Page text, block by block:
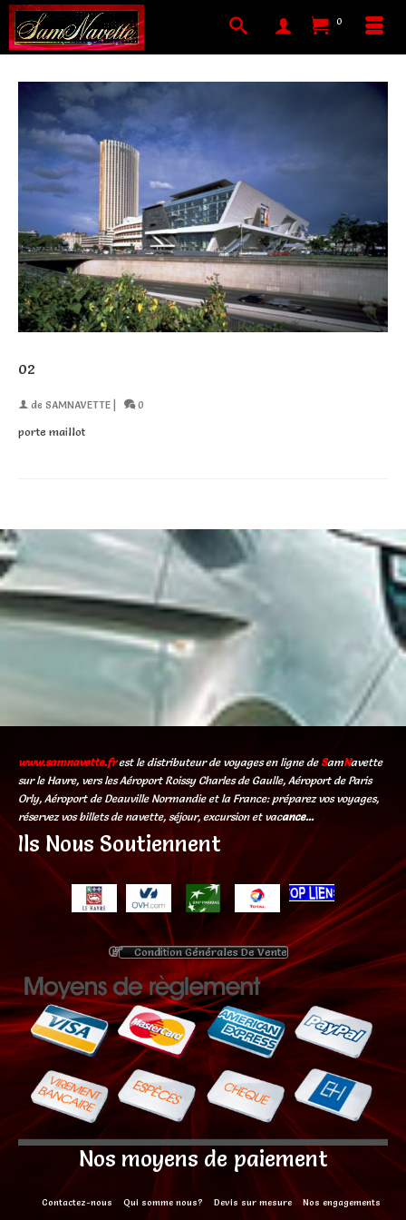
0
02
de SAMNAVETTE 0
porte maillot
www.samnavette.frest le distributeur de voyages en ligne de SamNavette
sur le Havre, vers les Aéroport Roissy Charles de Gaulle, Aéroport de Paris
Orly, Aéroport de Deauville Normandie et la France: préparez vos voyages,
réservez vos billets de navette, séjour, excursion et vacance...
Ils Nous Soutiennent
Condition Générales De Vente
Nos moyens de paiement
Contactez-nous Qui somme nous? Devis sur mesure Nos engagements